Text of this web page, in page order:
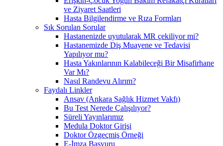
ve Ziyaret Saatleri
Hasta Bilgilendirme ve Rıza Formları
Sık Sorulan Sorular
Hastanenizde uyutularak MR çekiliyor mi?
Hastanemizde Diş Muayene ve Tedavisi
Yapılıyor mu?
Hasta Yakınlarının Kalabileceği Bir Misafirhane
Var Mı?
Nasıl Randevu Alırım?
Faydalı Linkler
Ansav (Ankara Sağlık Hizmet Vakfı)
Bu Test Nerede Çalışılıyor?
Süreli Yayınlarımız
Medula Doktor Girişi
Doktor Özgeçmiş Örneği
E-İmza Başvuru